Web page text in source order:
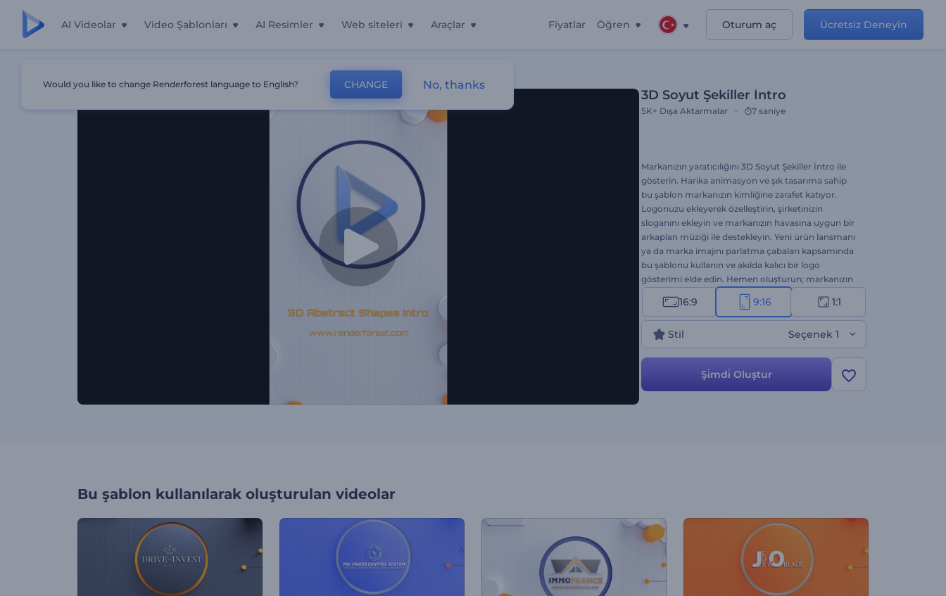
AI Videolar Video Şablonları AI Resimler Web siteleri Araçlar Fiyatlar Öğren Oturum aç Ücretsiz Deneyin
3D Soyut Şekiller İntro
5K+ Dışa Aktarmalar 7 saniye
Markanızın yaratıcılığını 3D Soyut Şekiller İntro ile
gösterin. Harika animasyon ve şık tasarıma sahip
bu şablon markanızın kimliğine zarafet katıyor.
Logonuzu ekleyerek özelleştirin, şirketinizin
sloganını ekleyin ve markanızın havasına uygun bir
arkaplan müziği ile destekleyin. Yeni ürün lansmanı
ya da marka imajını parlatma çabaları kapsamında
bu şablonu kullanın ve akılda kalıcı bir logo
gösterimi elde edin. Hemen oluşturun; markanızın
başarısı için yaratıcılığınızı konuşturun!
16:9 9:16 1:1
Stil Seçenek 1
Şi̇mdi̇ Oluştur
Bu şablon kullanılarak oluşturulan videolar
Would you like to change Renderforest language to English? CHANGE No, thanks